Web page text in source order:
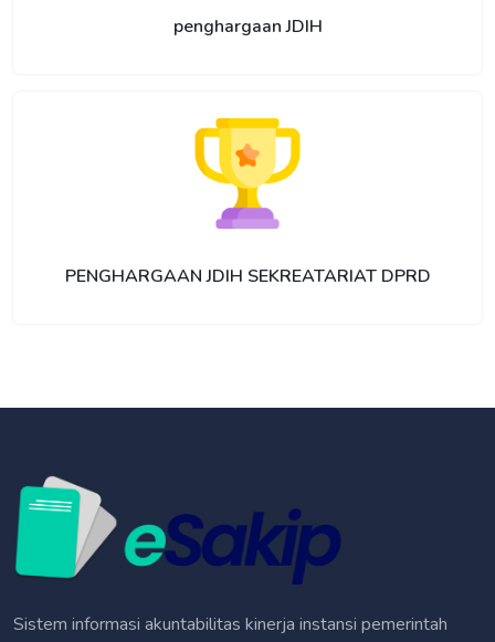
penghargaan JDIH
PENGHARGAAN JDIH SEKREATARIAT DPRD
Sistem informasi akuntabilitas kinerja instansi pemerintah